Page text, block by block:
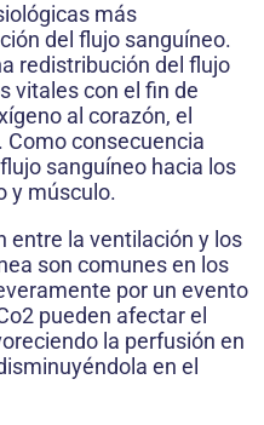
más
del flujo sanguíneo.
redistribución del flujo
vitales con el fin de
al corazón, el
Como consecuencia
sanguíneo hacia los
y músculo.
entre la ventilación y los
son comunes en los
por un evento
pueden afectar el
la perfusión en
en el